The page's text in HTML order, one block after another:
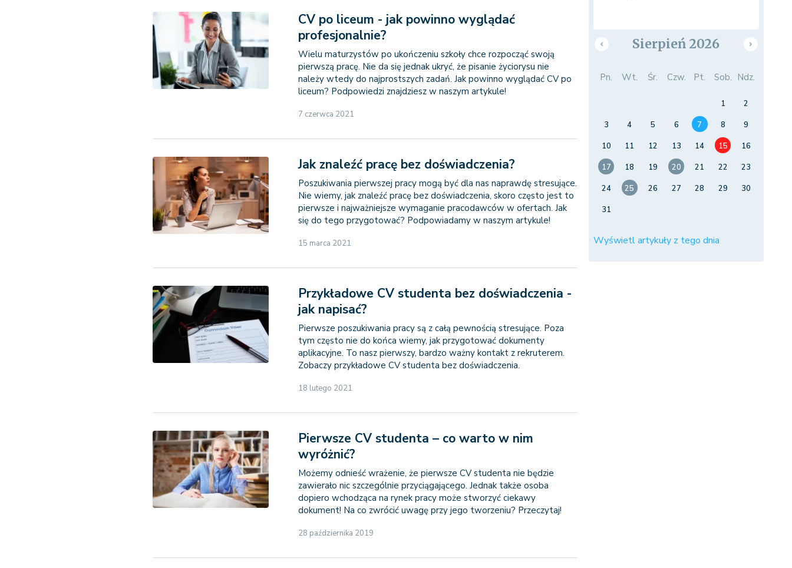
CV po liceum - jak powinno wyglądać
profesjonalnie?
Wielu maturzystów po ukończeniu szkoły chce rozpocząć swoją
pierwszą pracę. Nie da się jednak ukryć, że pisanie życiorysu nie
należy wtedy do najprostszych zadań. Jak powinno wyglądać CV po
liceum? Podpowiedzi znajdziesz w naszym artykule!
7 czerwca 2021
Jak znaleźć pracę bez doświadczenia?
Poszukiwania pierwszej pracy mogą być dla nas naprawdę stresujące.
Nie wiemy, jak znaleźć pracę bez doświadczenia, skoro często jest to
pierwsze i najważniejsze wymaganie pracodawców w ofertach. Jak
się do tego przygotować? Podpowiadamy w naszym artykule!
15 marca 2021
Przykładowe CV studenta bez doświadczenia -
jak napisać?
Pierwsze poszukiwania pracy są z całą pewnością stresujące. Poza
tym często nie do końca wiemy, jak przygotować dokumenty
aplikacyjne. To nasz pierwszy, bardzo ważny kontakt z rekruterem.
Zobaczy przykładowe CV studenta bez doświadczenia.
18 lutego 2021
Pierwsze CV studenta – co warto w nim
wyróżnić?
Możemy odnieść wrażenie, że pierwsze CV studenta nie będzie
zawierało nic szczególnie przyciągającego. Jednak także osoba
dopiero wchodząca na rynek pracy może stworzyć ciekawy
dokument! Na co zwrócić uwagę przy jego tworzeniu? Przeczytaj!
28 października 2019
Sierpień 2026
Pn. Wt. Śr. Czw. Pt. Sob. Ndz.
1
2
3
4 5 6 7 8
9
10
11 12 13 14 15
16
17
18 19 20 21 22
23
24
25 26 27 28 29
30
31
Wyświetl artykuły z tego dnia